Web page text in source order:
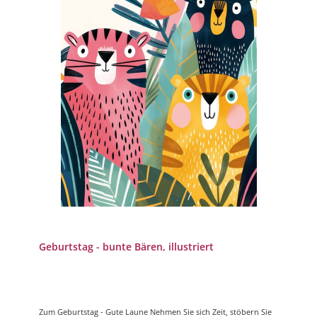
Geburtstag - bunte Bären, illustriert
Zum Geburtstag - Gute Laune Nehmen Sie sich Zeit, stöbern Sie